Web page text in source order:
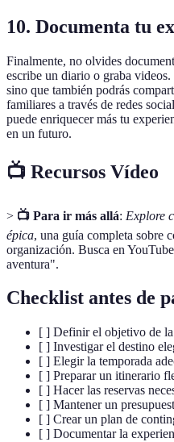
10. Documenta tu
Finalmente, no olvides
escribe un diario o graba
sino que también podrás
familiares a través de redes
puede enriquecer más tu
en un futuro.
📺 Recursos Vídeo
> 📺 Para ir más allá: Explore
épica, una guía completa sobre
organización. Busca en
aventura".
Checklist antes de
[ ] Definir el objetivo de la
[ ] Investigar el destino
[ ] Elegir la temporada
[ ] Preparar un itinerario
[ ] Hacer las reservas
[ ] Mantener un
[ ] Crear un plan de
[ ] Documentar la